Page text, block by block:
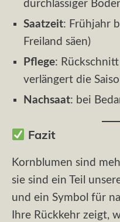
durchlässiger
Saatzeit: Frühjahr
Freiland säen)
Pflege:
verlängert die
Nachsaat: bei
Fazit
Kornblumen sind
sie sind ein Teil
und ein Symbol für
Ihre Rückkehr zeigt,